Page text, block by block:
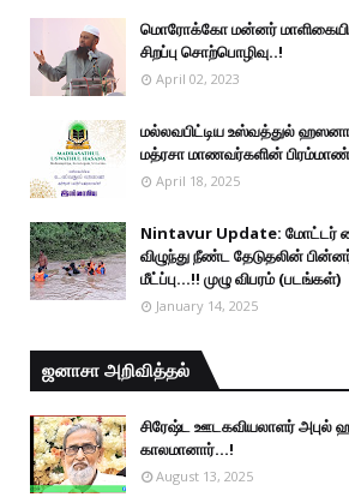
மொரோக்கோ மன்னர் மாளிகையில்
சிறப்பு சொற்பொழிவு..!
April 02, 2023
மல்லவபிட்டிய உஸ்வத்துல் ஹஸனா
மத்ரசா மாணவர்களின்
April 18, 2025
Nintavur Update: மோட்டர்
விழுந்து நீண்ட தேடுதலின்
மீட்ப்பு…!! முழு விபரம் (படங்கள்)
January 14, 2025
ஜனாசா அறிவித்தல்
சிரேஷ்ட ஊடகவியலாளர்
காலமானார்...!
August 13, 2025